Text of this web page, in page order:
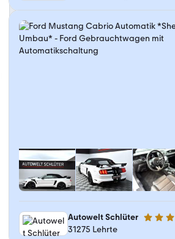
Autowelt Schlüter 4.9
31275 Lehrte